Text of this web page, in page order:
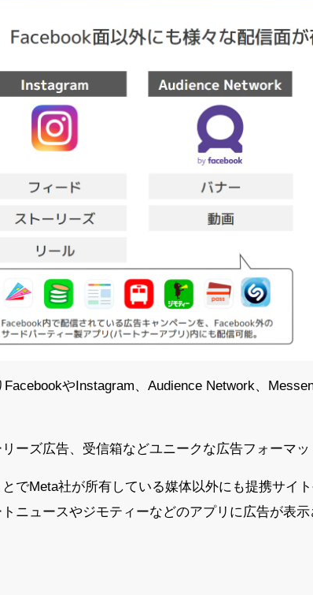
やInstagram、Audience Network、
ーズ広告、受信箱などユニークな広告フォーマッ
でMeta社が所有している媒体以外にも提携サイ
ニュースやジモティーなどのアプリに広告が表示